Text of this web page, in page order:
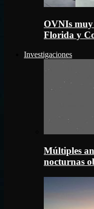
OVNIs muy
Florida y
Investigaciones
Múltiples
nocturnas